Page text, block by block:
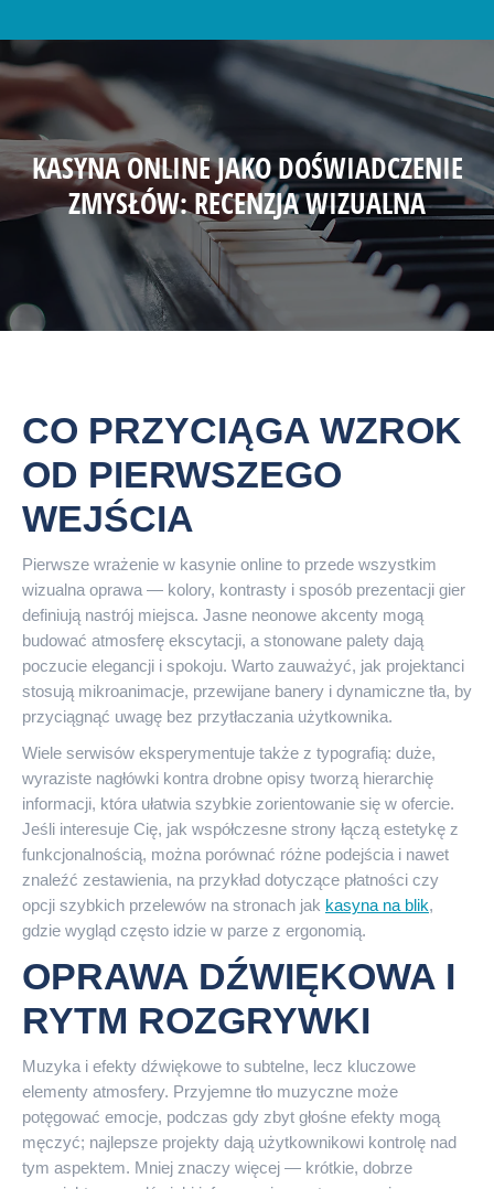
KASYNA ONLINE JAKO DOŚWIADCZENIE
ZMYSŁÓW: RECENZJA WIZUALNA
CO PRZYCIĄGA WZROK
OD PIERWSZEGO
WEJŚCIA
Pierwsze wrażenie w kasynie online to przede wszystkim
wizualna oprawa — kolory, kontrasty i sposób prezentacji gier
definiują nastrój miejsca. Jasne neonowe akcenty mogą
budować atmosferę ekscytacji, a stonowane palety dają
poczucie elegancji i spokoju. Warto zauważyć, jak projektanci
stosują mikroanimacje, przewijane banery i dynamiczne tła, by
przyciągnąć uwagę bez przytłaczania użytkownika.
Wiele serwisów eksperymentuje także z typografią: duże,
wyraziste nagłówki kontra drobne opisy tworzą hierarchię
informacji, która ułatwia szybkie zorientowanie się w ofercie.
Jeśli interesuje Cię, jak współczesne strony łączą estetykę z
funkcjonalnością, można porównać różne podejścia i nawet
znaleźć zestawienia, na przykład dotyczące płatności czy
opcji szybkich przelewów na stronach jak kasyna na blik,
gdzie wygląd często idzie w parze z ergonomią.
OPRAWA DŹWIĘKOWA I
RYTM ROZGRYWKI
Muzyka i efekty dźwiękowe to subtelne, lecz kluczowe
elementy atmosfery. Przyjemne tło muzyczne może
potęgować emocje, podczas gdy zbyt głośne efekty mogą
męczyć; najlepsze projekty dają użytkownikowi kontrolę nad
tym aspektem. Mniej znaczy więcej — krótkie, dobrze